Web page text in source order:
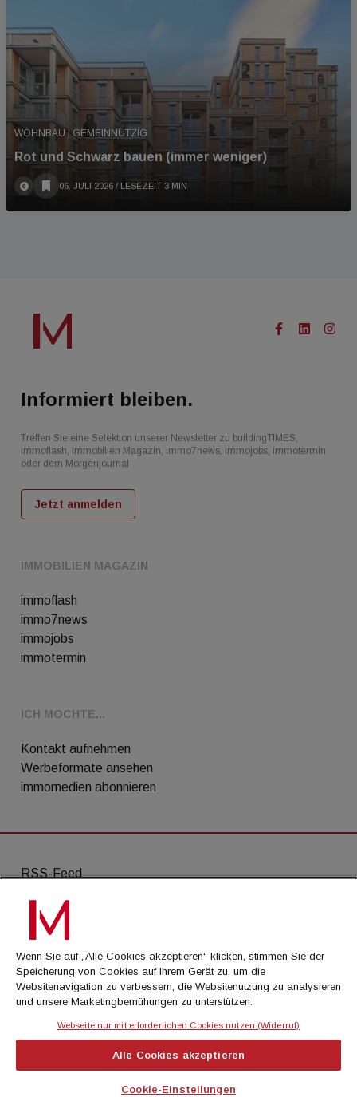
WOHNBAU | GEMEINNÜTZIG
Rot und Schwarz bauen (immer weniger)
06. JULI 2026 / LESEZEIT 3 MIN
IMMOBILIEN MAGAZIN
immoflash
immo7news
immojobs
immotermin
ICH MÖCHTE...
Kontakt aufnehmen
Werbeformate ansehen
immomedien abonnieren
Informiert bleiben.
Treffen Sie eine Selektion unserer Newsletter zu buildingTIMES,
immoflash, Immobilien Magazin, immo7news, immojobs, immotermin
oder dem Morgenjournal
Jetzt anmelden
© Cachalot Media House GmbH - Alle Rechte
RSS-Feed
AGB
Datenschutz
Kontakt
Impressum
Wenn Sie auf „Alle Cookies akzeptieren“ klicken, stimmen Sie der
Speicherung von Cookies auf Ihrem Gerät zu, um die
Websitenavigation zu verbessern, die Websitenutzung zu analysieren
und unsere Marketingbemühungen zu unterstützen.
Webseite nur mit erforderlichen Cookies nutzen (Widerruf)
Alle Cookies akzeptieren
Cookie-Einstellungen